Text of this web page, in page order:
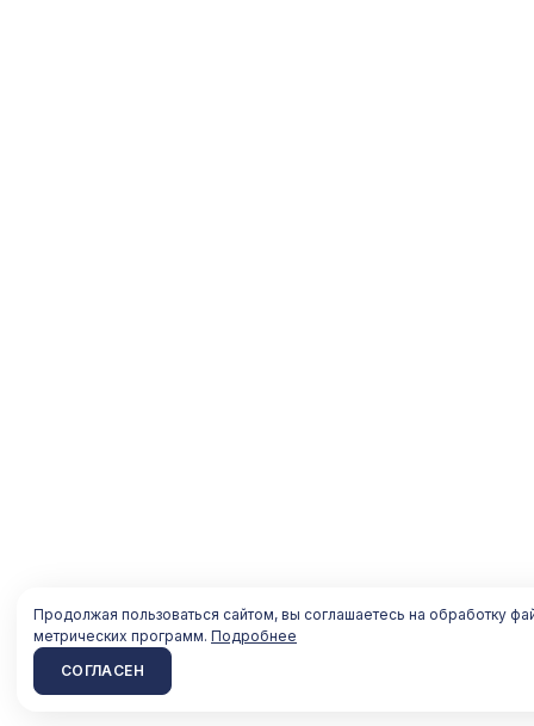
Продолжая пользоваться сайтом, вы соглашаетесь на обработку
метрических программ. Подробнее
СОГЛАСЕН